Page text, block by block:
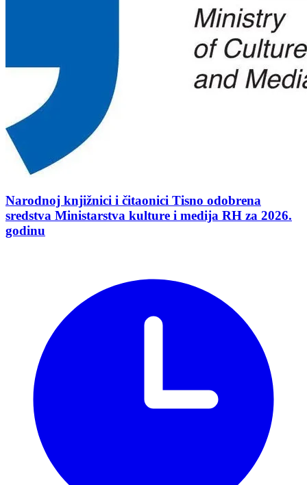
Narodnoj knjižnici i čitaonici Tisno odobrena
sredstva Ministarstva kulture i medija RH za 2026.
godinu